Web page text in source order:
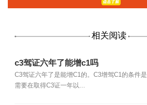
相关阅读
c3驾证六年了能增c1吗
C3驾证六年了是能增C1的。C3增驾C1的条件是
需要在取得C3证一年以...